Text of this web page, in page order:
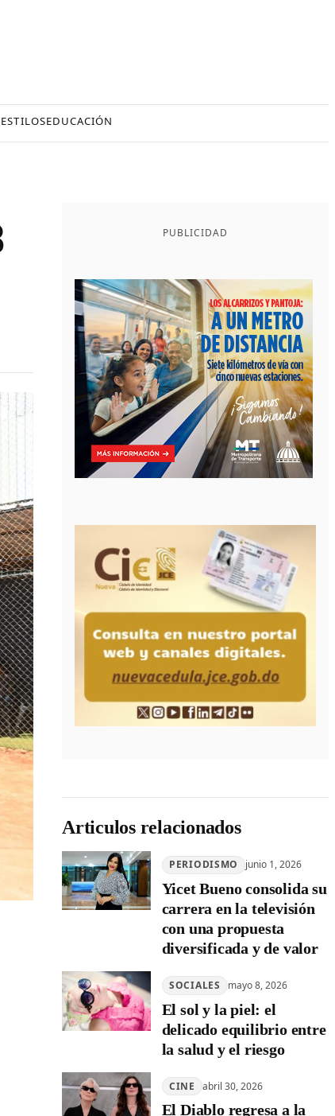
ESTILOSEDUCACIÓN
PUBLICIDAD
Articulos relacionados
PERIODISMO junio 1, 2026
Yicet Bueno consolida su
carrera en la televisión
con una propuesta
diversificada y de valor
SOCIALES mayo 8, 2026
El sol y la piel: el
delicado equilibrio entre
la salud y el riesgo
CINE abril 30, 2026
El Diablo regresa a la